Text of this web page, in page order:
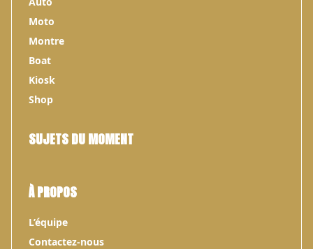
Moto
Montre
Boat
Kiosk
Shop
SUJETS DU MOMENT
À PROPOS
L’équipe
Contactez-nous